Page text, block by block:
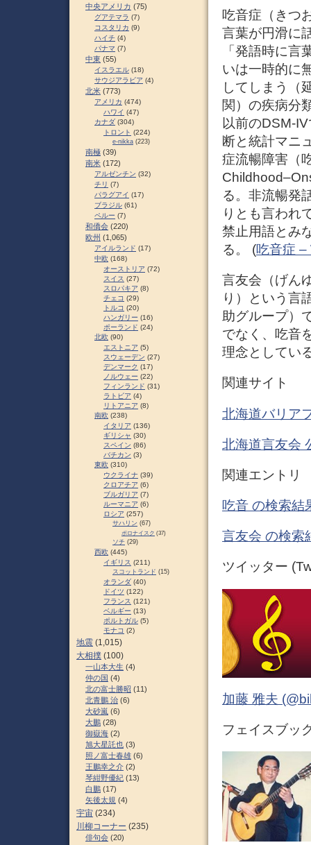
吃音症（きつ
言葉が円滑に
「発語時に
いは一時的に
してしまう（
関）の疾病分
以前のDSM-
断と統計マニ
症流暢障害（
る。非流暢発
りとも言われ
禁止用語とみ
る。 (吃音症
言友会（げん
り）という言
助グループ）
でなく、吃音
理念としてい
関連サイト
北海道バリア
北海道言友会
関連エントリ
吃音 の検索結
言友会 の検索
ツイッター
加藤 雅夫
フェイスブッ
中央アメリカ (75)
グアテマラ (7)
コスタリカ (9)
ハイチ (4)
パナマ (7)
中東 (55)
イスラエル (18)
サウジアラビア (4)
北米 (773)
アメリカ (474)
ハワイ (47)
カナダ (304)
トロント (224)
e-nikka (223)
南極 (39)
南米 (172)
アルゼンチン (32)
チリ (7)
パラグアイ (17)
ブラジル (61)
ペルー (7)
和僑会 (220)
欧州 (1,065)
アイルランド (17)
中欧 (168)
オーストリア (72)
スイス (27)
スロパキア (8)
チェコ (29)
トルコ (20)
ハンガリー (16)
ポーランド (24)
北欧 (90)
エストニア (5)
スウェーデン (27)
デンマーク (17)
ノルウェー (22)
フィンランド (31)
ラトビア (4)
リトアニア (8)
南欧 (238)
イタリア (136)
ギリシャ (30)
スペイン (86)
バチカン (3)
東欧 (310)
ウクライナ (39)
クロアチア (6)
ブルガリア (7)
ルーマニア (6)
ロシア (257)
サハリン (67)
ポロナイスク (37)
ソチ (29)
西欧 (445)
イギリス (211)
スコットランド (15)
オランダ (40)
ドイツ (122)
フランス (121)
ベルギー (13)
ポルトガル (5)
モナコ (2)
地震 (1,015)
大相撲 (100)
一山本大生 (4)
仲の国 (4)
北の富士勝昭 (11)
北青鵬 治 (6)
大砂嵐 (6)
大鵬 (28)
御嶽海 (2)
旭大星託也 (3)
照ノ富士春雄 (6)
王鵬幸之介 (2)
琴紺野優紀 (13)
白鵬 (17)
矢後太規 (4)
宇宙 (234)
川柳コーナー (235)
俳句会 (20)